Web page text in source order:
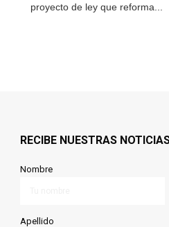
proyecto de ley que reforma...
RECIBE NUESTRAS
Nombre
Apellido